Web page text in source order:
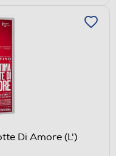
Di Amore (L')